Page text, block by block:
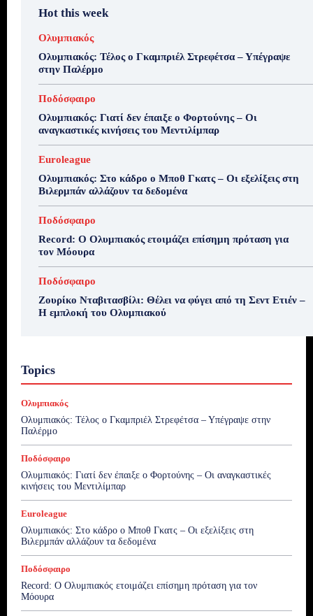
Hot this week
Ολυμπιακός
Ολυμπιακός: Τέλος ο Γκαμπριέλ Στρεφέτσα – Υπέγραψε
στην Παλέρμο
Ποδόσφαιρο
Ολυμπιακός: Γιατί δεν έπαιξε ο Φορτούνης – Οι
αναγκαστικές κινήσεις του Μεντιλίμπαρ
Euroleague
Ολυμπιακός: Στο κάδρο ο Μποθ Γκατς – Οι εξελίξεις στη
Βιλερμπάν αλλάζουν τα δεδομένα
Ποδόσφαιρο
Record: Ο Ολυμπιακός ετοιμάζει επίσημη πρόταση για
τον Μόουρα
Ποδόσφαιρο
Ζουρίκο Νταβιτασβίλι: Θέλει να φύγει από τη Σεντ Ετιέν –
Η εμπλοκή του Ολυμπιακού
Topics
Ολυμπιακός
Ολυμπιακός: Τέλος ο Γκαμπριέλ Στρεφέτσα – Υπέγραψε στην
Παλέρμο
Ποδόσφαιρο
Ολυμπιακός: Γιατί δεν έπαιξε ο Φορτούνης – Οι αναγκαστικές
κινήσεις του Μεντιλίμπαρ
Euroleague
Ολυμπιακός: Στο κάδρο ο Μποθ Γκατς – Οι εξελίξεις στη
Βιλερμπάν αλλάζουν τα δεδομένα
Ποδόσφαιρο
Record: Ο Ολυμπιακός ετοιμάζει επίσημη πρόταση για τον
Μόουρα